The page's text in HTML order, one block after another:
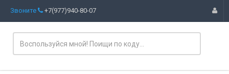
Звоните +7(977)940-80-07